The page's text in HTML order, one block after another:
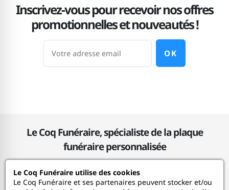
Inscrivez-vous pour recevoir nos offres
promotionnelles et nouveautés !
OK
Le Coq Funéraire, spécialiste de la plaque
funéraire personnalisée
Le Coq Funéraire
Le Coq Funéraire utilise des cookies
Le Coq Funéraire et ses partenaires peuvent stocker et/ou